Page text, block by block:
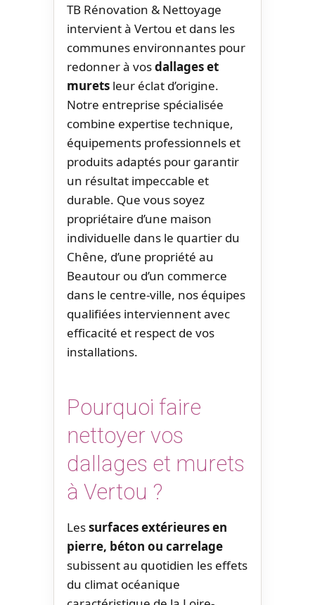
TB Rénovation & Nettoyage
intervient à Vertou et dans les
communes environnantes pour
redonner à vosdallages et
murets leur éclat d’origine.
Notre entreprise spécialisée
combine expertise technique,
équipements professionnels et
produits adaptés pour garantir
un résultat impeccable et
durable. Que vous soyez
propriétaire d’une maison
individuelle dans le quartier du
Chêne, d’une propriété au
Beautour ou d’un commerce
dans le centre-ville, nos équipes
qualifiées interviennent avec
efficacité et respect de vos
installations.
Pourquoi faire
nettoyer vos
dallages et murets
à Vertou ?
Lessurfaces extérieures en
pierre, béton ou carrelage
subissent au quotidien les effets
du climat océanique